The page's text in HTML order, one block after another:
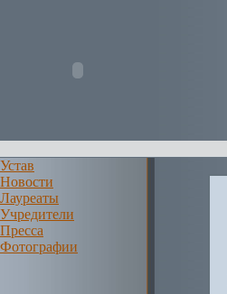
Устав
Новости
Лауреаты
Учредители
Пресса
Фотографии